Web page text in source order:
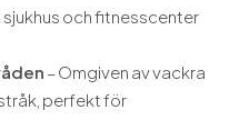
och fitnesscenter
– Omgiven av vackra
perfekt för